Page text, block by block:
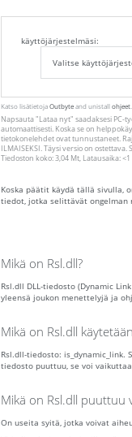
käyttöjärjestelmäsi:
Katso lisätietojaOutbyteand unistallohjeet
Napsauta"Lataa nyt" saadaksesi PC-
automaattisesti. Koska se on
tietokonelehdet ovat tunnustaneet.
ILMAISEKSI. Täysi versio on
Tiedoston koko: 3,04 Mt, Latausaika:
Koska päätit käydä tällä sivulla,
tiedot, jotka selittävät ongelman
Mikä on Rsl.dll?
Rsl.dll DLL-tiedosto (Dynamic
yleensä joukon menettelyjä ja
Mikä on Rsl.dll
Rsl.dll-tiedosto:
tiedosto puuttuu, se voi
Mikä on Rsl.dll puuttuu
On useita syitä, jotka voivat